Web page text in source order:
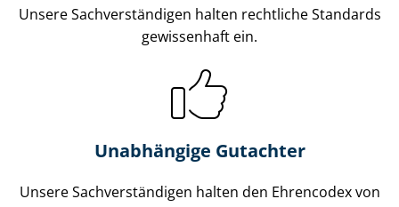
Unsere Sach­ver­stän­di­gen halten rechtliche Standards
gewissenhaft ein.
Unabhängige Gutachter
Unsere Sach­ver­stän­di­gen halten den Ehrencodex von